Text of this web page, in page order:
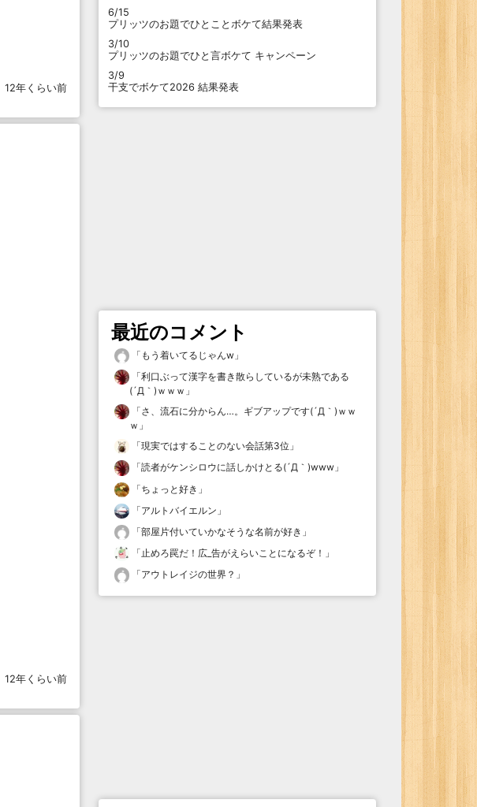
12年くらい前
12年くらい前
6/15
プリッツのお題でひとことボケて結果発表
3/10
プリッツのお題でひと言ボケて キャンペーン
3/9
干支でボケて2026 結果発表
最近のコメント
「 もう着いてるじゃんw 」
「利口ぶって漢字を書き散らしているが未熟である
(´Д｀)ｗｗｗ 」
「さ、流石に分からん…。ギブアップです(´Д｀)ｗｗ
ｗ 」
「現実ではすることのない会話第3位 」
「読者がケンシロウに話しかけとる(´Д｀)www 」
「ちょっと好き 」
「アルトバイエルン 」
「部屋片付いていかなそうな名前が好き 」
「止めろ罠だ！広_告がえらいことになるぞ！ 」
「アウトレイジの世界？ 」